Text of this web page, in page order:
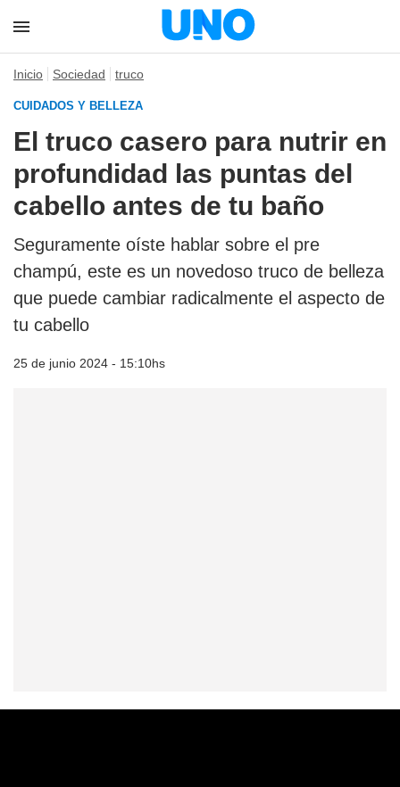
Inicio Sociedad truco
CUIDADOS Y BELLEZA
El truco casero para nutrir en
profundidad las puntas del
cabello antes de tu baño
Seguramente oíste hablar sobre el pre
champú, este es un novedoso truco de belleza
que puede cambiar radicalmente el aspecto de
tu cabello
25 de junio 2024 - 15:10hs